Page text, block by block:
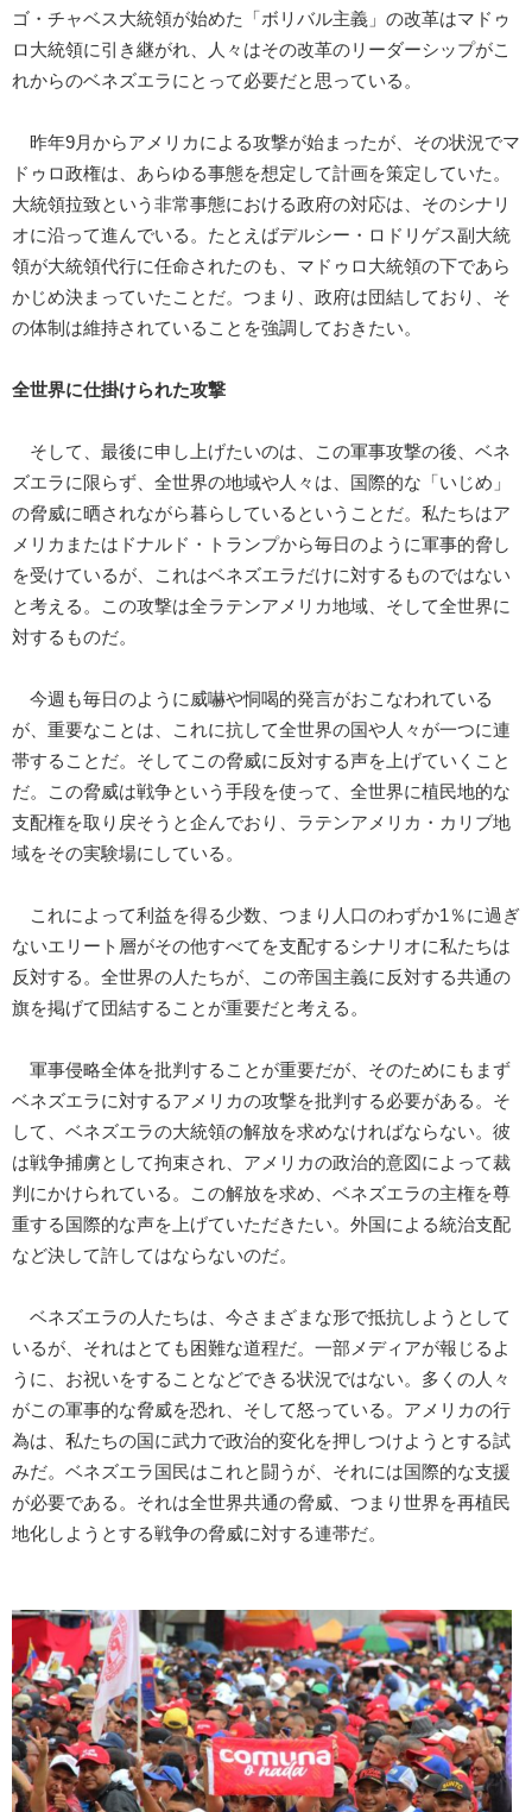
ゴ・チャベス大統領が始めた「ボリバル主義」の改革はマドゥ
ロ大統領に引き継がれ、人々はその改革のリーダーシップがこ
れからのベネズエラにとって必要だと思っている。
昨年9月からアメリカによる攻撃が始まったが、その状況でマ
ドゥロ政権は、あらゆる事態を想定して計画を策定していた。
大統領拉致という非常事態における政府の対応は、そのシナリ
オに沿って進んでいる。たとえばデルシー・ロドリゲス副大統
領が大統領代行に任命されたのも、マドゥロ大統領の下であら
かじめ決まっていたことだ。つまり、政府は団結しており、そ
の体制は維持されていることを強調しておきたい。
全世界に仕掛けられた攻撃
そして、最後に申し上げたいのは、この軍事攻撃の後、ベネ
ズエラに限らず、全世界の地域や人々は、国際的な「いじめ」
の脅威に晒されながら暮らしているということだ。私たちはア
メリカまたはドナルド・トランプから毎日のように軍事的脅し
を受けているが、これはベネズエラだけに対するものではない
と考える。この攻撃は全ラテンアメリカ地域、そして全世界に
対するものだ。
今週も毎日のように威嚇や恫喝的発言がおこなわれている
が、重要なことは、これに抗して全世界の国や人々が一つに連
帯することだ。そしてこの脅威に反対する声を上げていくこと
だ。この脅威は戦争という手段を使って、全世界に植民地的な
支配権を取り戻そうと企んでおり、ラテンアメリカ・カリブ地
域をその実験場にしている。
これによって利益を得る少数、つまり人口のわずか1％に過ぎ
ないエリート層がその他すべてを支配するシナリオに私たちは
反対する。全世界の人たちが、この帝国主義に反対する共通の
旗を掲げて団結することが重要だと考える。
軍事侵略全体を批判することが重要だが、そのためにもまず
ベネズエラに対するアメリカの攻撃を批判する必要がある。そ
して、ベネズエラの大統領の解放を求めなければならない。彼
は戦争捕虜として拘束され、アメリカの政治的意図によって裁
判にかけられている。この解放を求め、ベネズエラの主権を尊
重する国際的な声を上げていただきたい。外国による統治支配
など決して許してはならないのだ。
ベネズエラの人たちは、今さまざまな形で抵抗しようとして
いるが、それはとても困難な道程だ。一部メディアが報じるよ
うに、お祝いをすることなどできる状況ではない。多くの人々
がこの軍事的な脅威を恐れ、そして怒っている。アメリカの行
為は、私たちの国に武力で政治的変化を押しつけようとする試
みだ。ベネズエラ国民はこれと闘うが、それには国際的な支援
が必要である。それは全世界共通の脅威、つまり世界を再植民
地化しようとする戦争の脅威に対する連帯だ。